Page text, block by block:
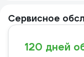
Сервисное
120 дней